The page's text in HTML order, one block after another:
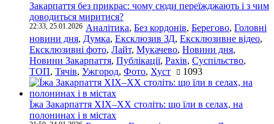
Закарпаття без прикрас: чому сюди переїжджають і з чим
доводиться миритися?
22:33, 25.01.2026 Аналітика, Без кордонів, Берегово, Головні
новини дня, Думка, Ексклюзив ЗД, Ексклюзивне відео,
Ексклюзивні фото, Лайт, Мукачево, Новини дня,
Новини Закарпаття, Публікації, Рахів, Суспільство,
ТОП, Тячів, Ужгород, Фото, Хуст 1093
Їжа Закарпаття ХІХ–ХХ століть: що їли в селах, на
полонинах і в містах